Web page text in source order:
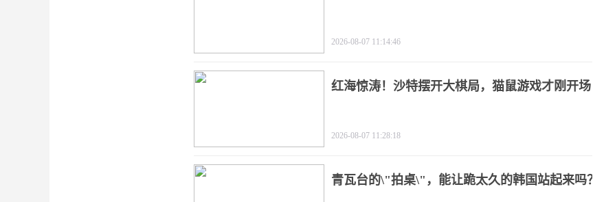
2026-08-07 11:14:46
红海惊涛！沙特摆开大棋局，猫鼠游戏才刚开场
2026-08-07 11:28:18
青瓦台的\"拍桌\"，能让跪太久的韩国站起来吗？